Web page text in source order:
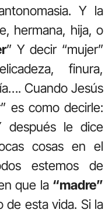
Y la
hermana, hija, o
” Y decir “mujer”
finura,
Cuando Jesús
es como decirle:
después le dice
cosas en el
estemos de
que la “madre”
de esta vida. Si la